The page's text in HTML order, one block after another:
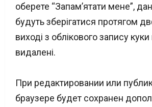
оберете “Запам’ятати мене”,
будуть зберігатися протягом
виході з облікового запису
видалені.
При редактировании или
браузере будет сохранен